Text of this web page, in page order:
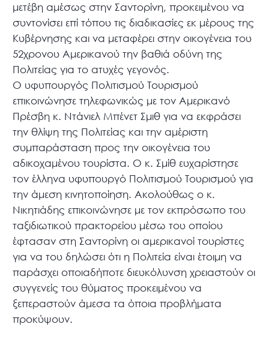
μετέβη αμέσως στην Σαντορίνη, προκειμένου να
συντονίσει επί τόπου τις διαδικασίες εκ μέρους της
Κυβέρνησης και να μεταφέρει στην οικογένεια του
52χρονου Αμερικανού την βαθιά οδύνη της
Πολιτείας για το ατυχές γεγονός.
Ο υφυπουργός Πολιτισμού Τουρισμού
επικοινώνησε τηλεφωνικώς με τον Αμερικανό
Πρέσβη κ. Ντάνιελ Μπένετ Σμιθ για να εκφράσει
την θλίψη της Πολιτείας και την αμέριστη
συμπαράσταση προς την οικογένεια του
αδικοχαμένου τουρίστα. Ο κ. Σμίθ ευχαρίστησε
τον έλληνα υφυπουργό Πολιτισμού Τουρισμού για
την άμεση κινητοποίηση. Ακολούθως ο κ.
Νικητιάδης επικοινώνησε με τον εκπρόσωπο του
ταξιδιωτικού πρακτορείου μέσω του οποίου
έφτασαν στη Σαντορίνη οι αμερικανοί τουρίστες
για να του δηλώσει ότι η Πολιτεία είναι έτοιμη να
παράσχει οποιαδήποτε διευκόλυνση χρειαστούν οι
συγγενείς του θύματος προκειμένου να
ξεπεραστούν άμεσα τα όποια προβλήματα
προκύψουν.